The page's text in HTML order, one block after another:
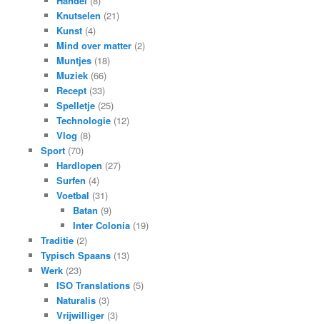
Knutselen (21)
Kunst (4)
Mind over matter (2)
Muntjes (18)
Muziek (66)
Recept (33)
Spelletje (25)
Technologie (12)
Vlog (8)
Sport(70)
Hardlopen (27)
Surfen (4)
Voetbal (31)
Batan (9)
Inter Colonia(19)
Traditie(2)
Typisch Spaans(13)
Werk(23)
ISO Translations (5)
Naturalis (3)
Vrijwilliger (3)